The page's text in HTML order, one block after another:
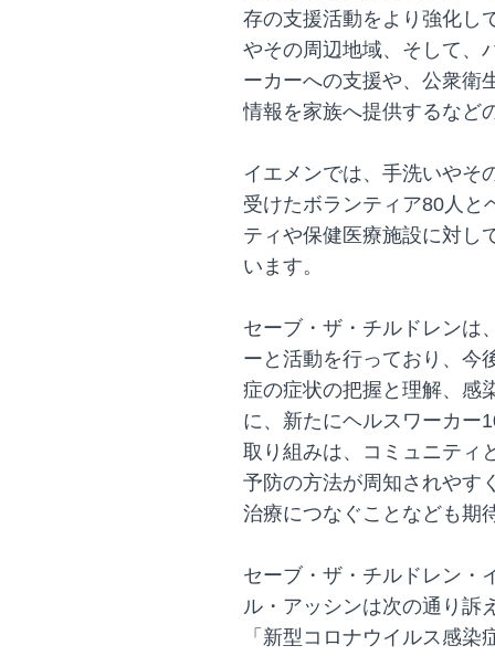
存の支援活動をより強化し
やその周辺地域、そして、
ーカーへの支援や、公衆衛
情報を家族へ提供するなど
イエメンでは、手洗いやそ
受けたボランティア80人と
ティや保健医療施設に対し
います。
セーブ・ザ・チルドレンは
ーと活動を行っており、今
症の症状の把握と理解、感
に、新たにヘルスワーカー
取り組みは、コミュニティ
予防の方法が周知されやす
治療につなぐことなども期
セーブ・ザ・チルドレン・
ル・アッシンは次の通り訴
「新型コロナウイルス感